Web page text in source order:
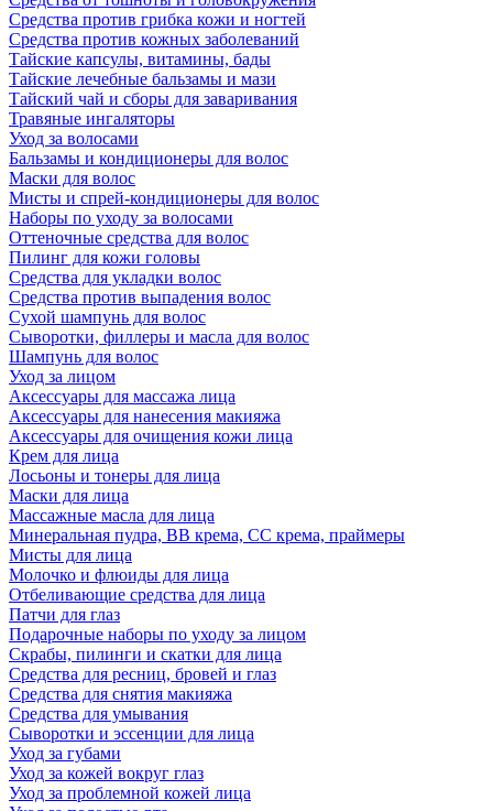
Средства против грибка кожи и ногтей
Средства против кожных заболеваний
Тайские капсулы, витамины, бады
Тайские лечебные бальзамы и мази
Тайский чай и сборы для заваривания
Травяные ингаляторы
Уход за волосами
Бальзамы и кондиционеры для волос
Маски для волос
Мисты и спрей-кондиционеры для волос
Наборы по уходу за волосами
Оттеночные средства для волос
Пилинг для кожи головы
Средства для укладки волос
Средства против выпадения волос
Сухой шампунь для волос
Сыворотки, филлеры и масла для волос
Шампунь для волос
Уход за лицом
Аксессуары для массажа лица
Аксессуары для нанесения макияжа
Аксессуары для очищения кожи лица
Крем для лица
Лосьоны и тонеры для лица
Маски для лица
Массажные масла для лица
Минеральная пудра, BB крема, СС крема, праймеры
Мисты для лица
Молочко и флюиды для лица
Отбеливающие средства для лица
Патчи для глаз
Подарочные наборы по уходу за лицом
Скрабы, пилинги и скатки для лица
Средства для ресниц, бровей и глаз
Средства для снятия макияжа
Средства для умывания
Сыворотки и эссенции для лица
Уход за губами
Уход за кожей вокруг глаз
Уход за проблемной кожей лица